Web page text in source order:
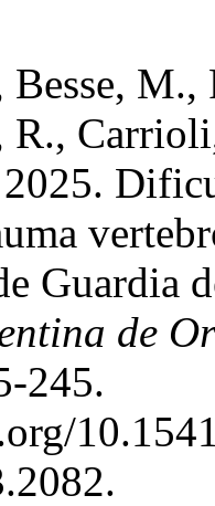
R.,
Guardia
de
245.